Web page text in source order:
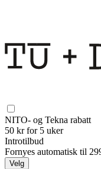
NITO- og Tekna rabatt
50 kr for 5 uker
Introtilbud
Fornyes automatisk til
Velg